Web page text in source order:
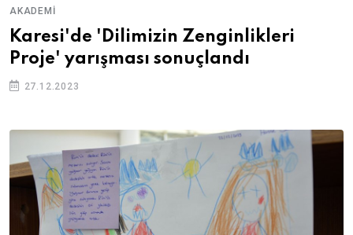
AKADEMI
Karesi'de 'Dilimizin Zenginlikleri
Proje' yarışması sonuçlandı
27.12.2023